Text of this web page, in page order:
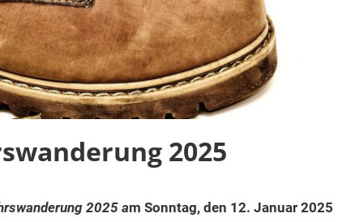
2025
2025 am Sonntag, den 12. Januar 2025